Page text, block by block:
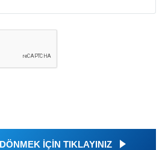
İÇİN TIKLAYINIZ